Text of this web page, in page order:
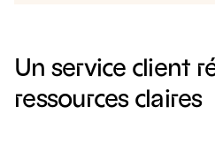
Un service client
ressources claires